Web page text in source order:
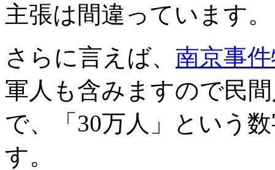
主張は間違っています。
さらに言えば、 南京事件
軍人も含みますので民
で、「30万人」という
す。